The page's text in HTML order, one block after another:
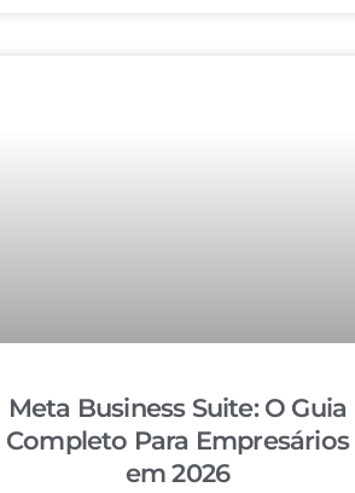
Meta Business Suite: O Guia
Completo Para Empresários
em 2026